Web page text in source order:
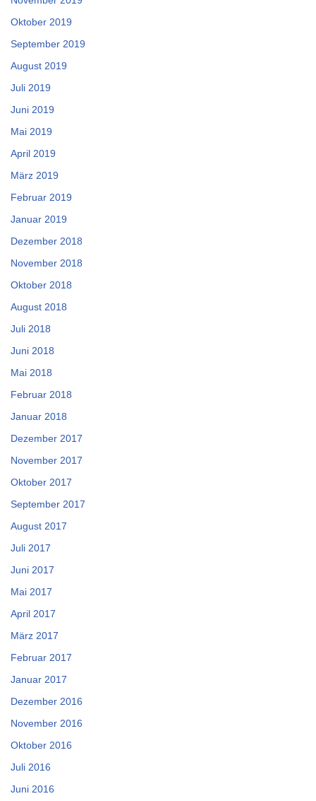
Oktober 2019
September 2019
August 2019
Juli 2019
Juni 2019
Mai 2019
April 2019
März 2019
Februar 2019
Januar 2019
Dezember 2018
November 2018
Oktober 2018
August 2018
Juli 2018
Juni 2018
Mai 2018
Februar 2018
Januar 2018
Dezember 2017
November 2017
Oktober 2017
September 2017
August 2017
Juli 2017
Juni 2017
Mai 2017
April 2017
März 2017
Februar 2017
Januar 2017
Dezember 2016
November 2016
Oktober 2016
Juli 2016
Juni 2016